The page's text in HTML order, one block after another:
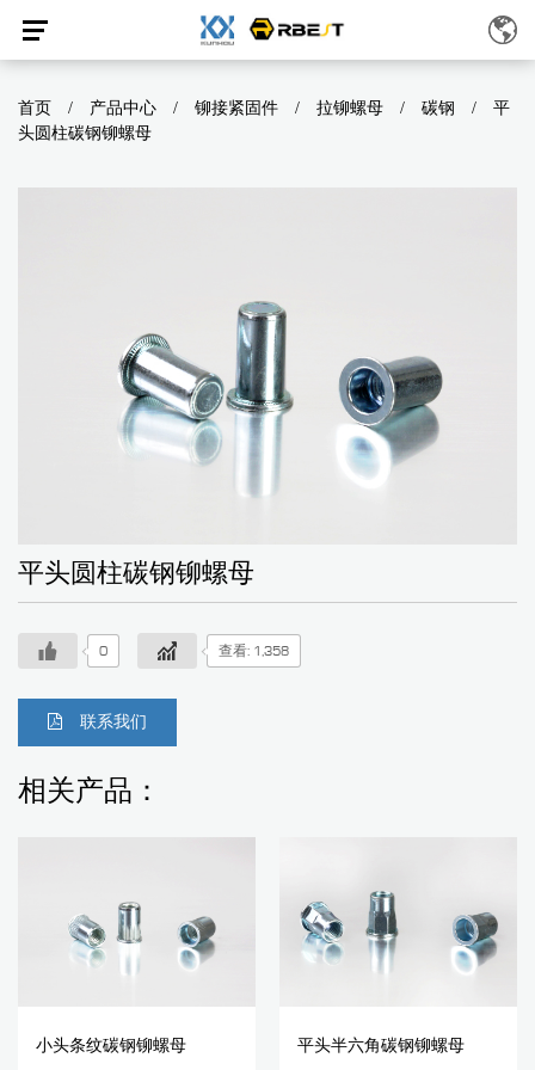
首页 / 产品中心 / 铆接紧固件 / 拉铆螺母 / 碳钢 /
平
头圆柱碳钢铆螺母
平头圆柱碳钢铆螺母
0 查看: 1,358
联系我们
相关产品：
小头条纹碳钢铆螺母 平头半六角碳钢铆螺母